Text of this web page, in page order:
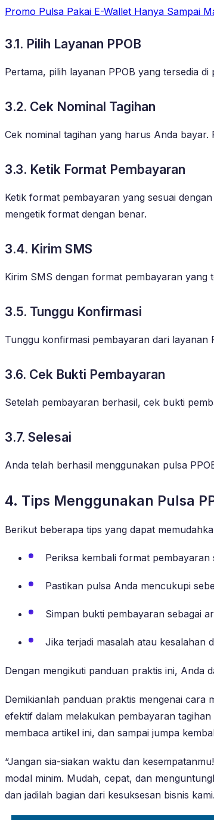
Promo Pulsa Pakai E-Wallet Hanya Sampai
3.1. Pilih Layanan PPOB
Pertama, pilih layanan PPOB yang tersedia
3.2. Cek Nominal Tagihan
Cek nominal tagihan yang harus Anda
3.3. Ketik Format Pembayaran
Ketik format pembayaran yang sesuai
mengetik format dengan benar.
3.4. Kirim SMS
Kirim SMS dengan format pembayaran yang
3.5. Tunggu Konfirmasi
Tunggu konfirmasi pembayaran dari layanan
3.6. Cek Bukti Pembayaran
Setelah pembayaran berhasil, cek bukti
3.7. Selesai
Anda telah berhasil menggunakan pulsa
4. Tips Menggunakan Pulsa
Berikut beberapa tips yang dapat
Periksa kembali format pembayaran
Pastikan pulsa Anda mencukupi
Simpan bukti pembayaran sebagai
Jika terjadi masalah atau kesalahan
Dengan mengikuti panduan praktis ini, Anda
Demikianlah panduan praktis mengenai cara
efektif dalam melakukan pembayaran
membaca artikel ini, dan sampai jumpa
“Jangan sia-siakan waktu dan
modal minim. Mudah, cepat, dan
dan jadilah bagian dari kesuksesan bisnis